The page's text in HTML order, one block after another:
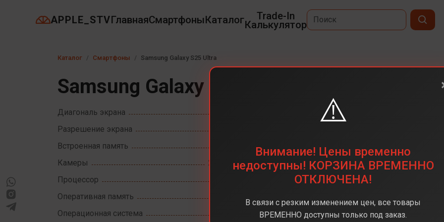
APPLE_STVГлавнаяСмартфоныКаталог Trade-In
Калькулятор
Каталог Смартфоны Samsung Galaxy S25 Ultra
Samsung Galaxy S25 Ultra
Диагональ экрана
Разрешение экрана
Встроенная память
Камеры
200Мп+50Мп+50Мп+10Мп
Процессор
Snapdragon 8 Elite
Оперативная память
Операционная система
Android 15
⚠️
Внимание! Цены временно
недоступны! КОРЗИНА ВРЕМЕННО
ОТКЛЮЧЕНА!
В связи с резким изменением цен, все товары
ВРЕМЕННО доступны только под заказ.